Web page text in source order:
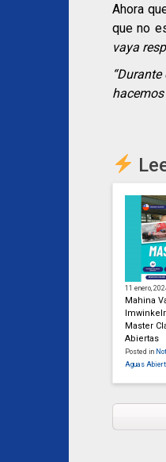
Ahora
que no
vaya
11 enero,
Mahina
Master
Abiertas
Posted in
Aguas